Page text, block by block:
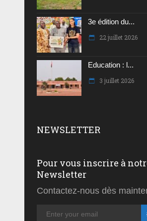
3e édition du...
22 juillet 2026
Education : l...
3 juillet 2026
NEWSLETTER
Pour vous inscrire à
Newsletter
Contactez-nous dès